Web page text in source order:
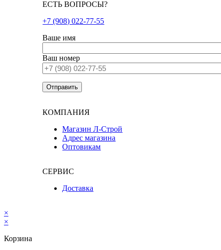
ЕСТЬ ВОПРОСЫ?
+7 (908) 022-77-55
Ваше имя
Ваш номер
КОМПАНИЯ
Магазин Л-Строй
Адрес магазина
Оптовикам
СЕРВИС
Доставка
×
×
Корзина